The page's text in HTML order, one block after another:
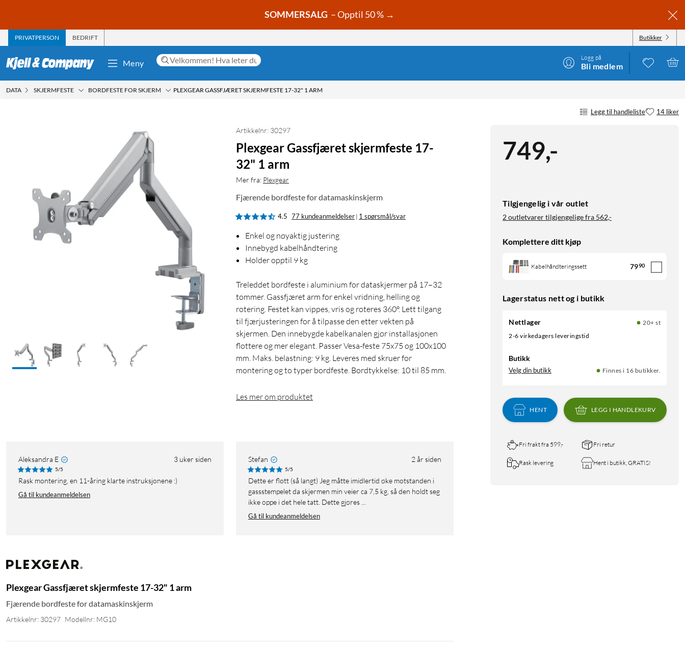
SOMMERSALG – Opptil 50 % →
PRIVATPERSON BEDRIFT Butikker
Meny
Logg på
Bli medlem
DATA SKJERMFESTE BORDFESTE FOR SKJERM PLEXGEAR GASSFJÆRET SKJERMFESTE 17-32" 1 ARM
Legg til handleliste 14 liker
749,-
Tilgjengelig i vår outlet
2 outletvarer tilgjengelige fra 562,-
Komplettere ditt kjøp
Kabelhåndteringssett 7990
Lagerstatus nett og i butikk
Nettlager
20+ st
2-6 virkedagers leveringstid
Butikk
Velg din butikk Finnes i 16 butikker.
HENT LEGG I HANDLEKURV
Fri frakt fra 599,- Fri retur
Rask levering Hent i butikk, GRATIS!
Artikkelnr: 30297
Plexgear Gassfjæret skjermfeste 17-
32" 1 arm
Mer fra: Plexgear
Fjærende bordfeste for datamaskinskjerm
4.5 77 kundeanmeldelser | 1 spørsmål/svar
Enkel og nøyaktig justering
Innebygd kabelhåndtering
Holder opptil 9 kg
Treleddet bordfeste i aluminium for dataskjermer på 17–32
tommer. Gassfjæret arm for enkel vridning, helling og
rotering. Festet kan vippes, vris og roteres 360°. Lett tilgang
til fjærjusteringen for å tilpasse den etter vekten på
skjermen. Den innebygde kabelkanalen gjør installasjonen
flottere og mer elegant. Passer Vesa-feste 75x75 og 100x100
mm. Maks. belastning: 9 kg. Leveres med skruer for
montering og to typer bordfeste. Bordtykkelse: 10 til 85 mm.
Les mer om produktet
Aleksandra E 3 uker siden
5/5
rask montering, en 11-åring klarte instruksjonene :)
Gå til kundeanmeldelsen
Stefan 2 år siden
5/5
Dette er flott (så langt) Jeg måtte imidlertid øke motstanden i
gassstempelet da skjermen min veier ca 7,5 kg, så den holdt seg
ikke oppe i det hele tatt. Dette gjøres ...
Gå til kundeanmeldelsen
Plexgear Gassfjæret skjermfeste 17-32" 1 arm
Fjærende bordfeste for datamaskinskjerm
Artikkelnr: 30297 Modellnr: MG10